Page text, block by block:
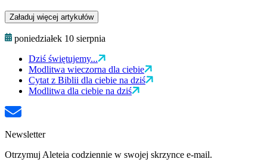
Załaduj więcej artykułów
poniedziałek 10 sierpnia
Dziś świętujemy...
Modlitwa wieczorna dla ciebie
Cytat z Biblii dla ciebie na dziś
Modlitwa dla ciebie na dziś
Newsletter
Otrzymuj Aleteia codziennie w swojej skrzynce e-mail.